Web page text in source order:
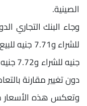
الصينية.
جنيه
دون تغيير مقارنة
وتعكس هذه الأسعار